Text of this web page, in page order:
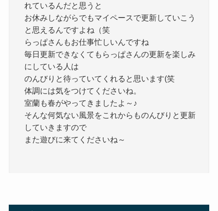
れているんだと思うと
お休みしながらでもマイペースで更新していこう
と思えるんですよね（笑
らっぱさんもお仕事忙しいんですね
毎日更新できなくてもらっぱさんの更新を楽しみ
にしている人は
のんびりと待っていてくれると思います(笑
体調には気をつけてくださいね。
室蘭も春がやってきましたよ～♪
そんな何気ない風景をこれからものんびりと更新
していきますので
また遊びに来てくださいね～